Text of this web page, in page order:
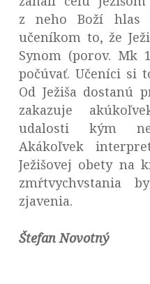
z neho Boží hlas
učeníkom to, že
Synom (porov. Mk
počúvať. Učeníci si
Od Ježiša dostanú
zakazuje
udalosti kým
Akákoľvek
Ježišovej obety na
zmŕtvychvstania
zjavenia.
Štefan Novotný